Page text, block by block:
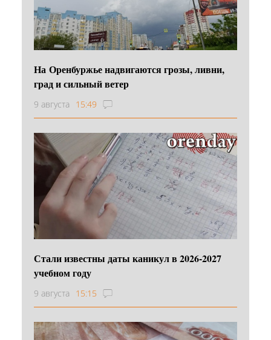
На Оренбуржье надвигаются грозы, ливни,
град и сильный ветер
9 августа 15:49
Стали известны даты каникул в 2026-2027
учебном году
9 августа 15:15